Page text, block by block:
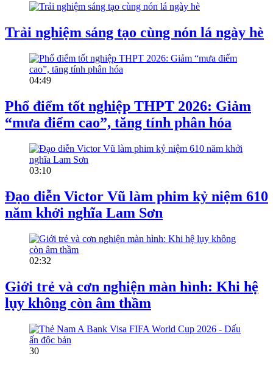
Trải nghiệm sáng tạo cùng nón lá ngày hè
04:49
Phổ điểm tốt nghiệp THPT 2026: Giảm
“mưa điểm cao”, tăng tính phân hóa
03:10
Đạo diễn Victor Vũ làm phim kỷ niệm 610
năm khởi nghĩa Lam Sơn
02:32
Giới trẻ và cơn nghiện màn hình: Khi hệ
lụy không còn âm thầm
30